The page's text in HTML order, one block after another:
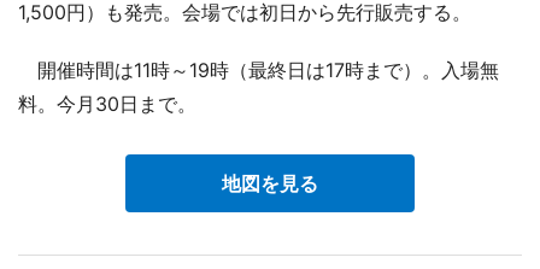
1,500円）も発売。会場では初日から先行販売する。
開催時間は11時～19時（最終日は17時まで）。入場無
料。今月30日まで。
地図を見る